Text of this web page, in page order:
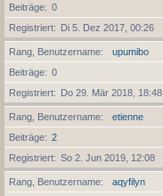
Beiträge
0
Registriert
Di 5. Dez 2017, 00:26
Rang, Benutzername
upumibo
Beiträge
0
Registriert
Do 29. Mär 2018, 18:48
Rang, Benutzername
etienne
Beiträge
2
Registriert
So 2. Jun 2019, 12:08
Rang, Benutzername
aqyfilyn